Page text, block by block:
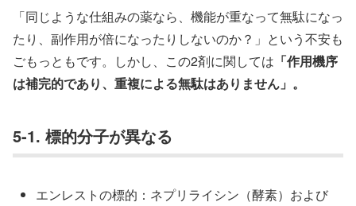
「同じような仕組みの薬なら、機能が重なって無駄になっ
たり、副作用が倍になったりしないのか？」という不安も
ごもっともです。しかし、この2剤に関しては 「作用機序
は補完的であり、重複による無駄はありません」。
5-1. 標的分子が異なる
エンレストの標的：ネプリライシン（酵素）および